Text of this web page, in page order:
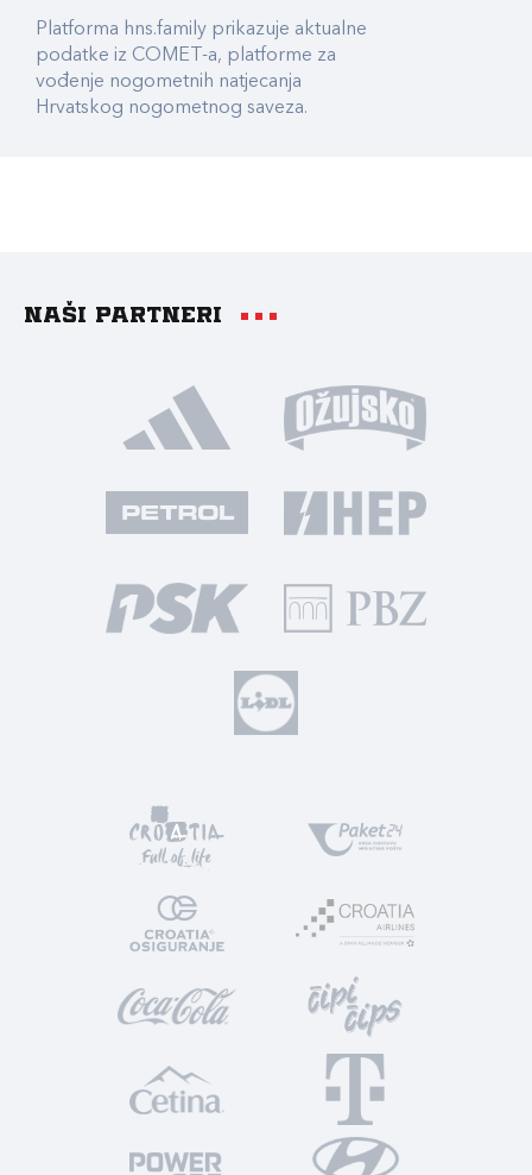
Platforma hns.family prikazuje aktualne
podatke iz COMET-a, platforme za
vođenje nogometnih natjecanja
Hrvatskog nogometnog saveza.
Naši partneri